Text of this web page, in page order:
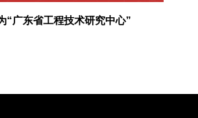
“广东省工程技术研究中心”